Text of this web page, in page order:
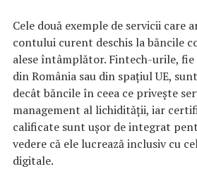
Cele două exemple de servicii care
contului curent deschis la băncile
alese întâmplător. Fintech-urile, fie
din România sau din spațiul UE,
decât băncile în ceea ce privește
management al lichidității, iar
calificate sunt ușor de integrat
vedere că ele lucrează inclusiv cu
digitale.